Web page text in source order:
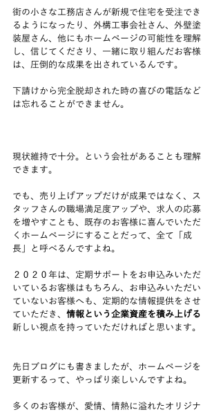
街の小さな工務店さんが新規で住宅を受注でき
るようになったり、外構工事会社さん、外壁塗
装屋さん、他にもホームページの可能性を理解
し、信じてくださり、一緒に取り組んだお客様
は、圧倒的な成果を出されているんです。
下請けから完全脱却された時の喜びの電話など
は忘れることができません。
現状維持で十分。という会社があることも理解
できます。
でも、売り上げアップだけが成果ではなく、ス
タッフさんの職場満足度アップや、求人の応募
を増やすことも、既存のお客様に喜んでいただ
くホームページにすることだって、全て「成
長」と呼べるんですよね。
２０２０年は、定期サポートをお申込みいただ
いているお客様はもちろん、お申込みいただい
ていないお客様へも、定期的な情報提供をさせ
ていただき、 情報という企業資産を積み上げる
新しい視点を持っていただければと思います。
先日ブログにも書きましたが、ホームページを
更新するって、やっぱり楽しいんですよね。
多くのお客様が、愛情、情熱に溢れたオリジナ